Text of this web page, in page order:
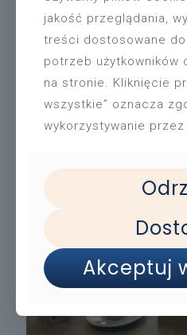
Inwentaryzacja
Informujemy, że w
Filia nr 1 Biblioteka
jakość przeglądania,
treści dostosowane do
potrzeb użytkowników
na stronie. Kliknięcie
wszystkie” oznacza
wykorzystywanie
Akceptuj